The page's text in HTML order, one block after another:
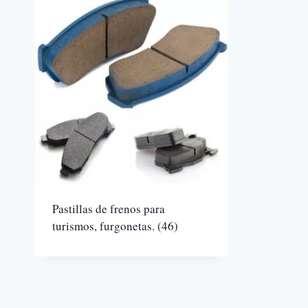
Pastillas de frenos para
turismos, furgonetas. (46)